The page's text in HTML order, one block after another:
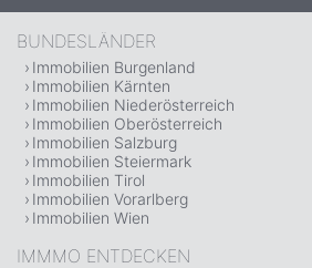
BUNDESLÄNDER
Immobilien Burgenland
Immobilien Kärnten
Immobilien Niederösterreich
Immobilien Oberösterreich
Immobilien Salzburg
Immobilien Steiermark
Immobilien Tirol
Immobilien Vorarlberg
Immobilien Wien
IMMMO ENTDECKEN